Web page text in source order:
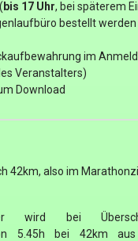
bis 17 Uhr, bei späterem
bestellt werden
im
Veranstalters)
Download
42km, also im
wird bei
5.45h bei 42km